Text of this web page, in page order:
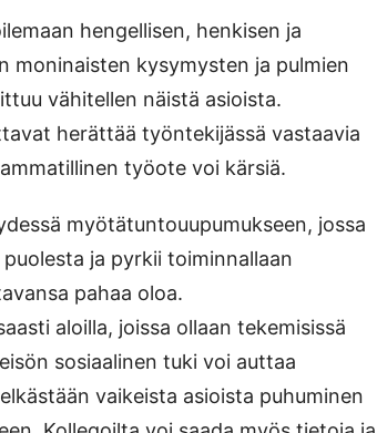
hengellisen, henkisen ja
moninaisten kysymysten ja pulmien
vähitellen näistä asioista.
herättää työntekijässä vastaavia
työote voi kärsiä.
myötätuntouupumukseen, jossa
ja pyrkii toiminnallaan
pahaa oloa.
aloilla, joissa ollaan tekemisissä
sosiaalinen tuki voi auttaa
vaikeista asioista puhuminen